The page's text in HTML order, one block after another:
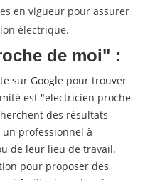
en vigueur pour assurer
électrique.
de moi" :
sur Google pour trouver
est "electricien proche
des résultats
professionnel à
de leur lieu de travail.
pour proposer des